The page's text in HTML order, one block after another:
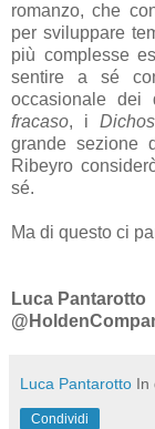
romanzo, che
per sviluppare
più complesse
sentire a sé
occasionale
fracaso, i
grande sezione
Ribeyro
sé.
Ma di questo ci
Luca Pantarotto
Luca Pantarotto In
Condividi